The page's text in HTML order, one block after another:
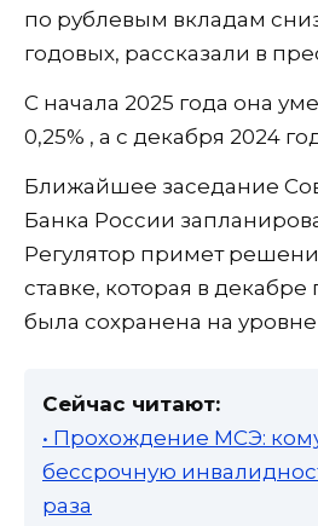
по рублевым вкладам
годовых, рассказали в
С начала 2025 года она
0,25% , а с декабря 2024
Ближайшее заседание
Банка России
Регулятор примет
ставке, которая в
была сохранена на уровне
Сейчас читают:
• Прохождение МСЭ:
бессрочную
раза